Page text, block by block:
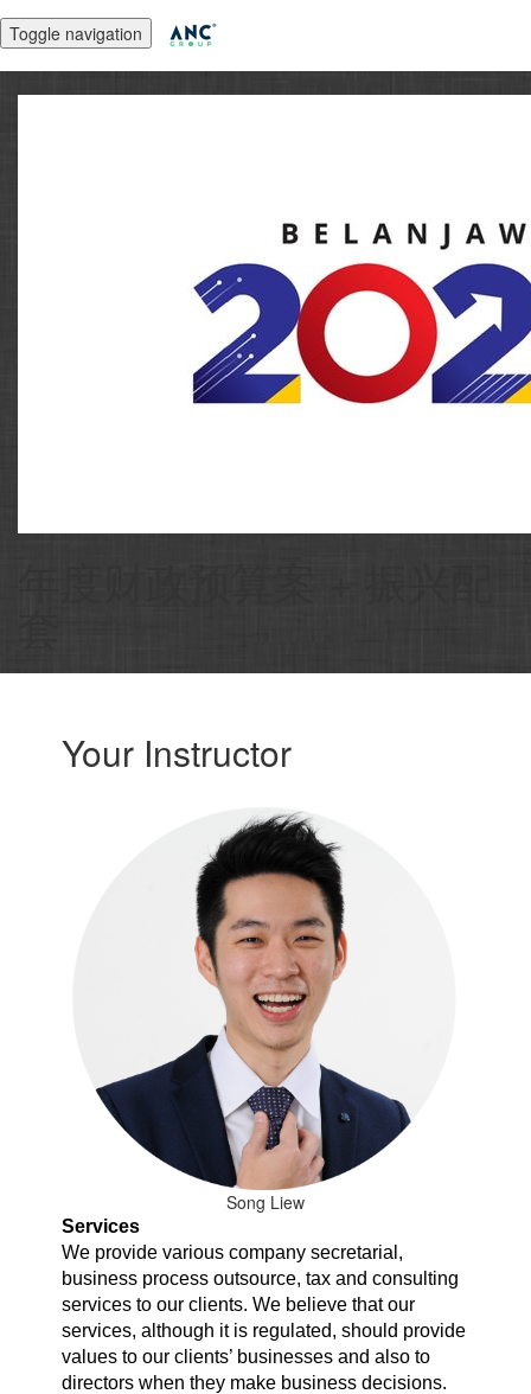
Toggle navigation
Your Instructor
Song Liew
Services
We provide various company secretarial,
business process outsource, tax and consulting
services to our clients. We believe that our
services, although it is regulated, should provide
values to our clients’ businesses and also to
directors when they make business decisions.